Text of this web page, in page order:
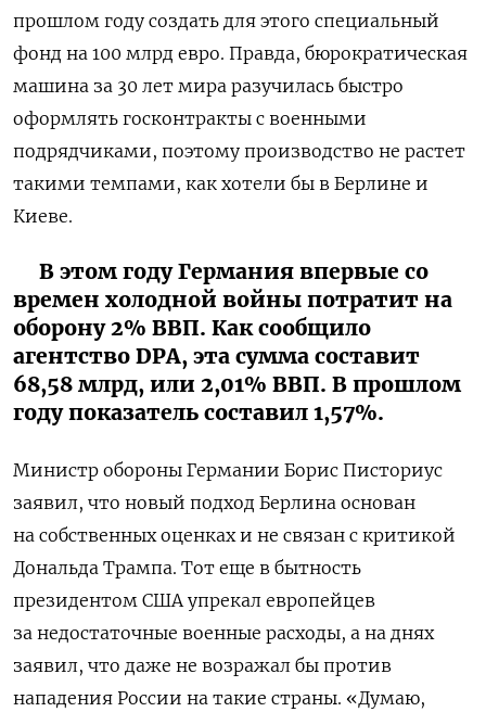
прошлом году создать для этого специальный
фонд на 100 млрд евро. Правда, бюрократическая
машина за 30 лет мира разучилась быстро
оформлять госконтракты с военными
подрядчиками, поэтому производство не растет
такими темпами, как хотели бы в Берлине и
Киеве.
В этом году Германия впервые со
времен холодной войны потратит на
оборону 2% ВВП. Как сообщило
агентство DPA, эта сумма составит
68,58 млрд, или 2,01% ВВП. В прошлом
году показатель составил 1,57%.
Министр обороны Германии Борис Писториус
заявил, что новый подход Берлина основан
на собственных оценках и не связан с критикой
Дональда Трампа. Тот еще в бытность
президентом США упрекал европейцев
за недостаточные военные расходы, а на днях
заявил, что даже не возражал бы против
нападения России на такие страны. «Думаю,